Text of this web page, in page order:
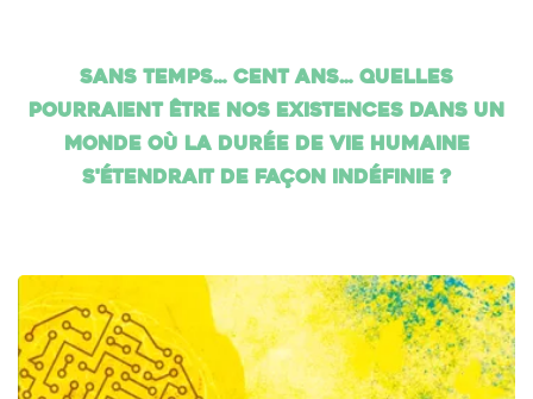
Sans temps… cent ans… Quelles
pourraient être nos existences dans un
monde où la durée de vie humaine
s'étendrait de façon indéfinie ?